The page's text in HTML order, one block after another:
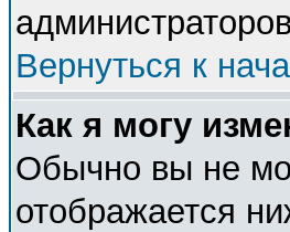
Вернуться к
Как я могу
Обычно вы не
отображается